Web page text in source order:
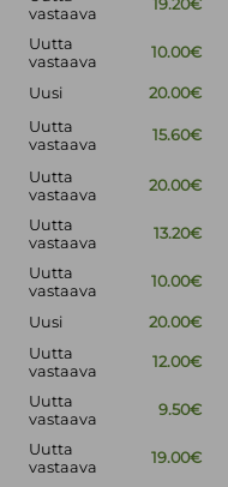
vastaava
19.20€
Uutta
vastaava
10.00€
Uusi
20.00€
Uutta
vastaava
15.60€
Uutta
vastaava
20.00€
Uutta
vastaava
13.20€
Uutta
vastaava
10.00€
Uusi 20.00€
Uutta
vastaava
12.00€
Uutta
vastaava
9.50€
Uutta
vastaava
19.00€